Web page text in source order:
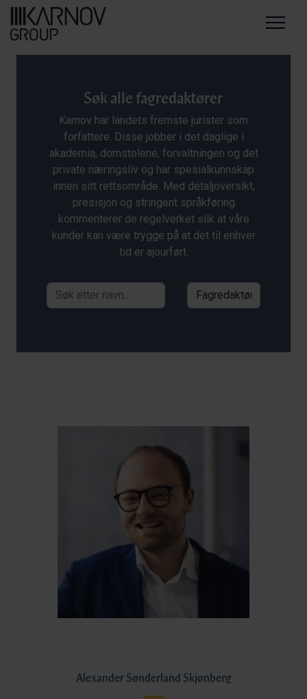
Menu
Søk alle fagredaktører
Karnov har landets fremste jurister som
forfattere. Disse jobber i det daglige i
akademia, domstolene, forvaltningen og det
private næringsliv og har spesialkunnskap
innen sitt rettsområde. Med detaljoversikt,
presisjon og stringent språkføring
kommenterer de regelverket slik at våre
kunder kan være trygge på at det til enhver
tid er ajourført.
Alexander Sønderland Skjønberg